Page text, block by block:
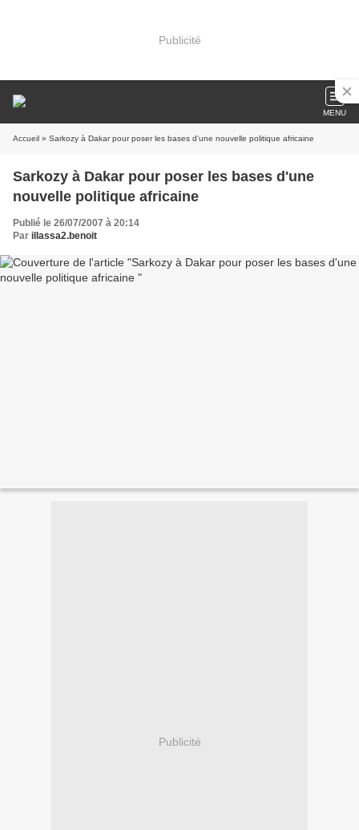
Publicité
MENU
Accueil » Sarkozy à Dakar pour poser les bases d'une nouvelle politique africaine
Sarkozy à Dakar pour poser les bases d'une
nouvelle politique africaine
Publié le 26/07/2007 à 20:14
Par illassa2.benoit
Publicité